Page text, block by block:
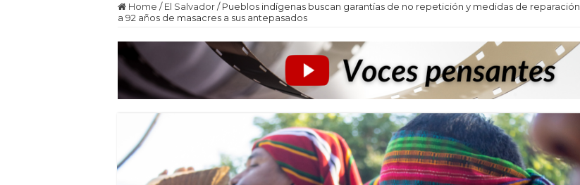
Home / El Salvador/ Pueblos indígenas buscan garantías de no repetición y medidas de reparación
a 92 años de masacres a sus antepasados